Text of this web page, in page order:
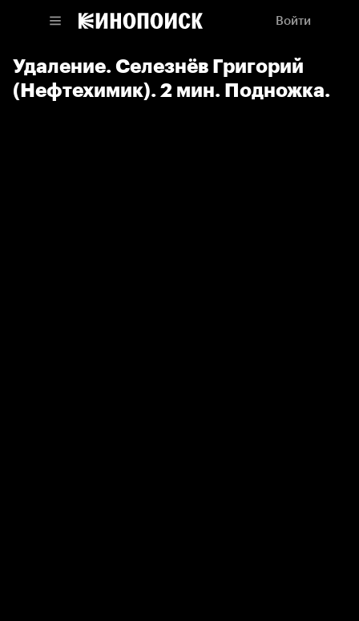
Войти
Удаление. Селезнёв Григорий
(Нефтехимик). 2 мин. Подножка.